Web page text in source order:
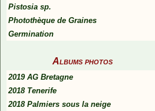
Pistosia sp.
Photothèque de Graines
Germination
Albums photos
2019 AG Bretagne
2018 Tenerife
2018 Palmiers sous la neige